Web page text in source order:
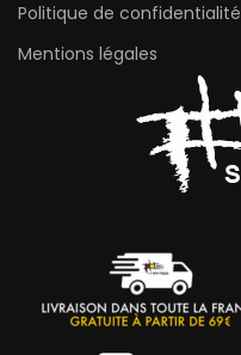
Politique de confidentialité
Mentions légales